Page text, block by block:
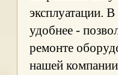
эксплуатации.
удобнее -
ремонте
нашей